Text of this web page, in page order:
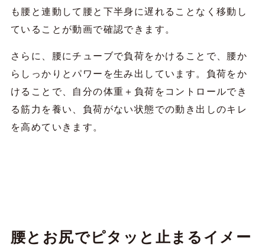
も腰と連動して腰と下半身に遅れることなく移動し
ていることが動画で確認できます。
さらに、腰にチューブで負荷をかけることで、腰か
らしっかりとパワーを生み出しています。負荷をか
けることで、自分の体重＋負荷をコントロールでき
る筋力を養い、負荷がない状態での動き出しのキレ
を高めていきます。
腰とお尻でピタッと止まるイメー